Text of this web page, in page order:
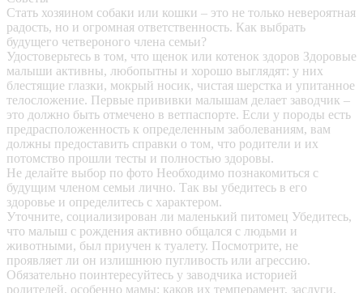
Стать хозяином собаки или кошки – это не только невероятная
радость, но и огромная ответственность. Как выбрать
будущего четвероного члена семьи?
Удостоверьтесь в том, что щенок или котенок здоров Здоровые
малыши активны, любопытны и хорошо выглядят: у них
блестящие глазки, мокрый носик, чистая шерстка и упитанное
телосложение. Первые прививки малышам делает заводчик –
это должно быть отмечено в ветпаспорте. Если у породы есть
предрасположенность к определенным заболеваниям, вам
должны предоставить справки о том, что родители и их
потомство прошли тесты и полностью здоровы.
Не делайте выбор по фото Необходимо познакомиться с
будущим членом семьи лично. Так вы убедитесь в его
здоровье и определитесь с характером.
Уточните, социализирован ли маленький питомец Убедитесь,
что малыш с рождения активно общался с людьми и
животными, был приучен к туалету. Посмотрите, не
проявляет ли он излишнюю пугливость или агрессию.
Обязательно поинтересуйтесь у заводчика историей
родителей, особенно мамы: каков их темперамент, заслуги,